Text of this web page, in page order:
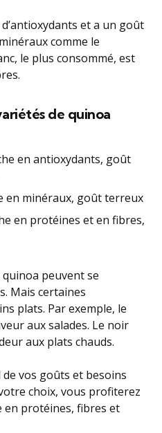
et a un goût
comme le
le plus consommé, est
de quinoa
en antioxydants, goût
en minéraux, goût terreux
en protéines et en fibres,
peuvent se
Mais certaines
plats. Par exemple, le
aux salades. Le noir
aux plats chauds.
vos goûts et besoins
choix, vous profiterez
en protéines, fibres et